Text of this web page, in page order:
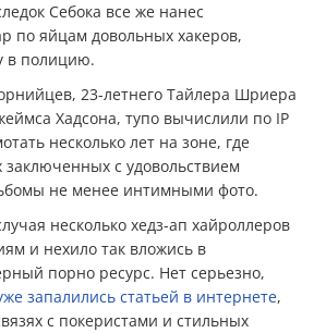
Себока все же нанес
по яйцам довольных хакеров,
в полицию.
23-летнего Тайлера Шриера
Хадсона, тупо вычислили по IP
несколько лет на зоне, где
с удовольствием
не менее интимными фото.
несколько хедз-ап хайроллеров
и нехило так вложись в
порно ресурс. Нет серьезно,
запалились статьей в интернете,
с покеристами и стильных